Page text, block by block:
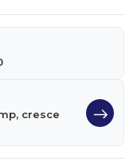
cresce